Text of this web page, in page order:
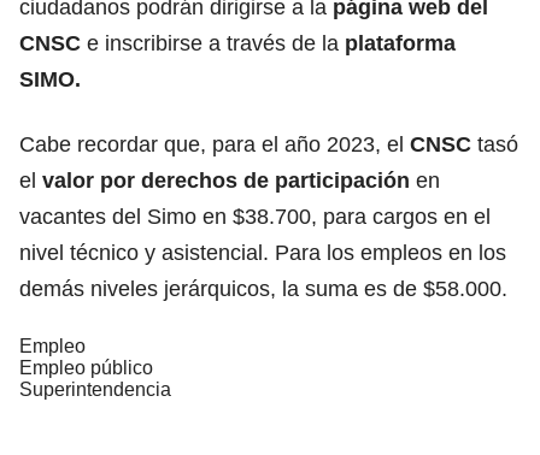
ciudadanos podrán dirigirse a la página web del
CNSC e inscribirse a través de la plataforma
SIMO.
Cabe recordar que, para el año 2023, el CNSC tasó
el valor por derechos de participación en
vacantes del Simo en $38.700, para cargos en el
nivel técnico y asistencial. Para los empleos en los
demás niveles jerárquicos, la suma es de $58.000.
Empleo
Empleo público
Superintendencia